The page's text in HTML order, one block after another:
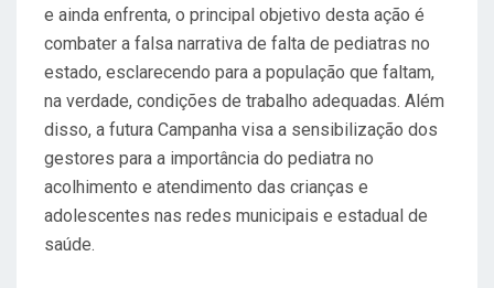
M
e ainda enfrenta, o principal objetivo desta ação é
combater a falsa narrativa de falta de pediatras no
estado, esclarecendo para a população que faltam,
na verdade, condições de trabalho adequadas. Além
disso, a futura Campanha visa a sensibilização dos
gestores para a importância do pediatra no
acolhimento e atendimento das crianças e
adolescentes nas redes municipais e estadual de
saúde.